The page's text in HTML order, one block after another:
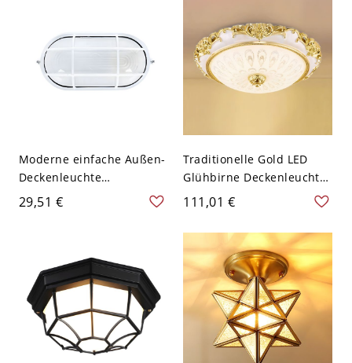
Moderne einfache Außen-
Deckenleuchte
wasserdicht rostfrei 1
Licht Flush Mount Licht -
29,51 €
Traditionelle Gold LED
Glühbirne Deckenleuchte
mit weißem Milchglas-
Schirm - 110V-120V 30,48
cm
111,01 €